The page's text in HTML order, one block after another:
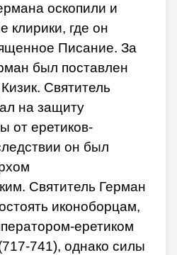
оскопили и
клирики, где он
Писание. За
был поставлен
Святитель
на защиту
от еретиков-
он был
Святитель Герман
иконоборцам,
еретиком
741), однако силы